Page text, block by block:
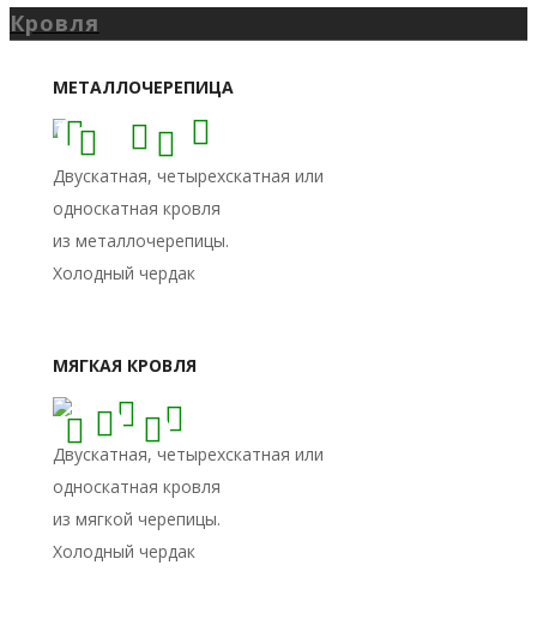
Кровля